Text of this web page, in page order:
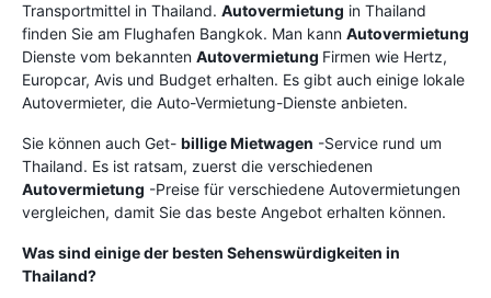
Transportmittel in Thailand. Autovermietung in Thailand
finden Sie am Flughafen Bangkok. Man kann Autovermietung
Dienste vom bekannten Autovermietung Firmen wie Hertz,
Europcar, Avis und Budget erhalten. Es gibt auch einige lokale
Autovermieter, die Auto-Vermietung-Dienste anbieten.
Sie können auch Get- billige Mietwagen -Service rund um
Thailand. Es ist ratsam, zuerst die verschiedenen
Autovermietung -Preise für verschiedene Autovermietungen
vergleichen, damit Sie das beste Angebot erhalten können.
Was sind einige der besten Sehenswürdigkeiten in
Thailand?